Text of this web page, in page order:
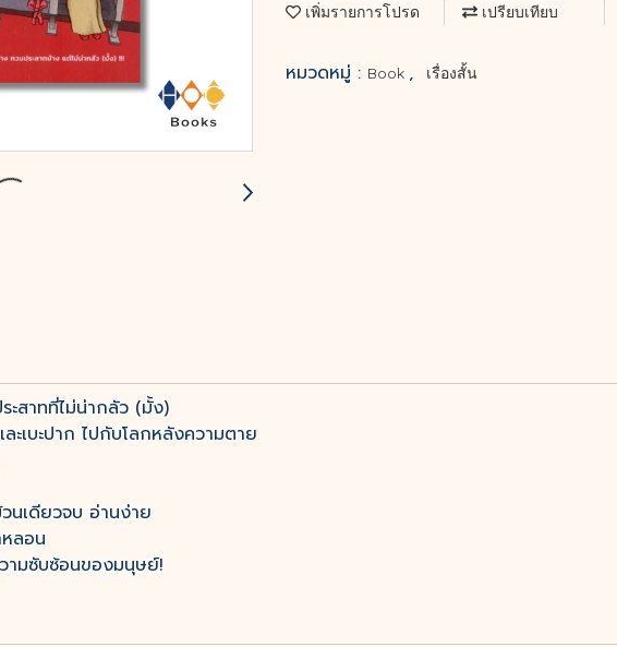
เพิ่มรายการโปรด เปรียบเทียบ
หมวดหมู่ : Book , เรื่องสั้น
ะสาทที่ไม่น่ากลัว (มั้ง)
ะเบะปาก ไปกับโลกหลังความตาย
นเดียวจบ อ่านง่าย
ลอน
ามซับซ้อนของมนุษย์!